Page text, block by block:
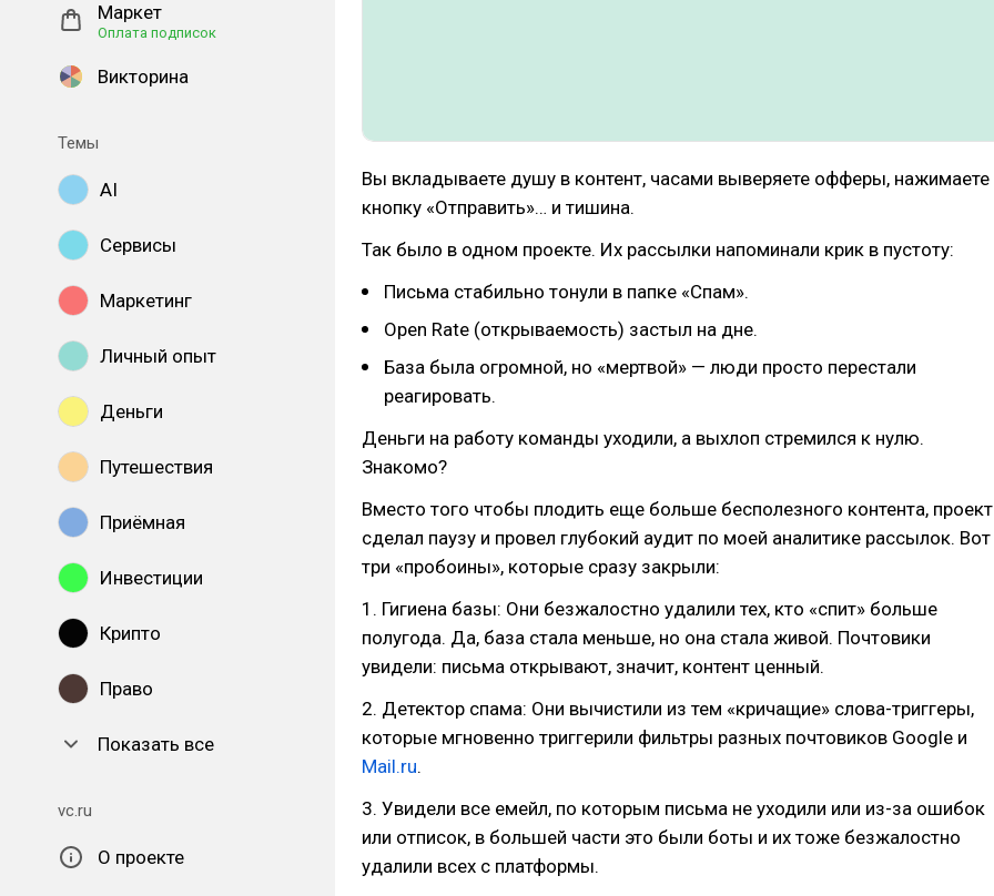
Маркет
Оплата подписок
Викторина
Темы
AI
Сервисы
Маркетинг
Личный опыт
Деньги
Путешествия
Приёмная
Инвестиции
Крипто
Право
Показать все
vc.ru
О проекте
Вы вкладываете душу в контент, часами выверяете офферы, нажимаете
кнопку «Отправить»… и тишина.
Так было в одном проекте. Их рассылки напоминали крик в пустоту:
Письма стабильно тонули в папке «Спам».
Open Rate (открываемость) застыл на дне.
База была огромной, но «мертвой» — люди просто перестали
реагировать.
Деньги на работу команды уходили, а выхлоп стремился к нулю.
Знакомо?
Вместо того чтобы плодить еще больше бесполезного контента, проект
сделал паузу и провел глубокий аудит по моей аналитике рассылок. Вот
три «пробоины», которые сразу закрыли:
1. Гигиена базы: Они безжалостно удалили тех, кто «спит» больше
полугода. Да, база стала меньше, но она стала живой. Почтовики
увидели: письма открывают, значит, контент ценный.
2. Детектор спама: Они вычистили из тем «кричащие» слова-триггеры,
которые мгновенно триггерили фильтры разных почтовиков Google и
Mail.ru.
3. Увидели все емейл, по которым письма не уходили или из-за ошибок
или отписок, в большей части это были боты и их тоже безжалостно
удалили всех с платформы.